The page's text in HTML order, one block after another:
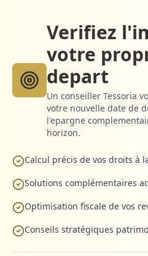
Verifiez
votre
depart
Un conseiller Tessoria
votre nouvelle date de
l'epargne
horizon.
Calcul précis de vos droits à
Solutions complémentaires
Optimisation fiscale de vos
Conseils stratégiques